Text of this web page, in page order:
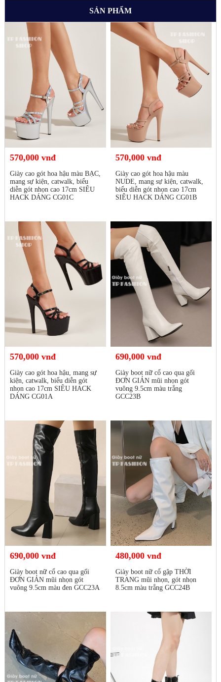
SẢN PHẨM
570,000 vnđ
Giày cao gót hoa hậu màu BẠC,
mang sự kiện, catwalk, biểu
diễn gót nhọn cao 17cm SIÊU
HACK DÁNG CG01C
570,000 vnđ
Giày cao gót hoa hậu màu
NUDE, mang sự kiện, catwalk,
biểu diễn gót nhọn cao 17cm
SIÊU HACK DÁNG CG01B
570,000 vnđ
Giày cao gót hoa hậu, mang sự
kiện, catwalk, biểu diễn gót
nhọn cao 17cm SIÊU HACK
DÁNG CG01A
690,000 vnđ
Giày boot nữ cổ cao qua gối
ĐƠN GIẢN mũi nhọn gót
vuông 9.5cm màu trắng
GCC23B
690,000 vnđ
Giày boot nữ cổ cao qua gối
ĐƠN GIẢN mũi nhọn gót
vuông 9.5cm màu đen GCC23A
480,000 vnđ
Giày boot nữ cổ gập THỜI
TRANG mũi nhọn, gót nhọn
8.5cm màu trắng GCC24B